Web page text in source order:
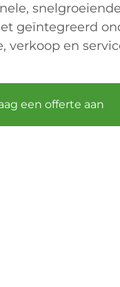
geïntegreerd
verkoop en
een offerte aan